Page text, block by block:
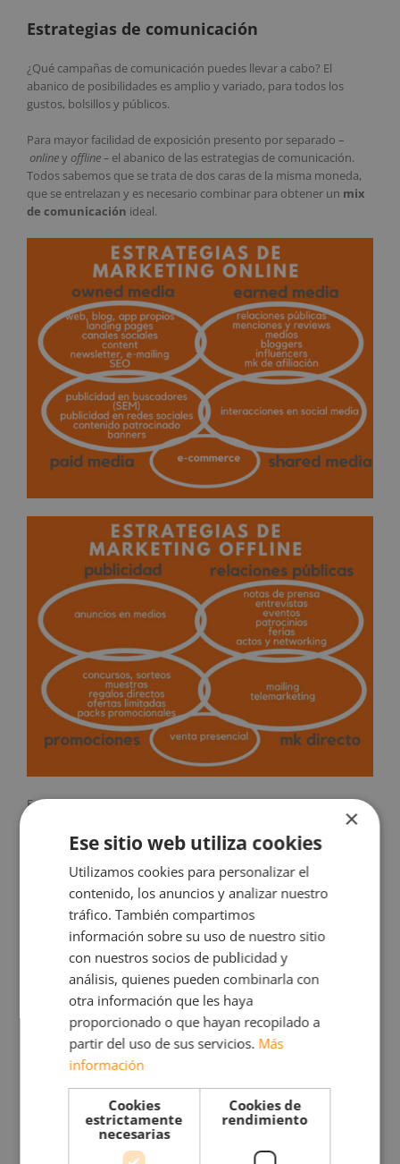
Estrategias de comunicación
¿Qué campañas de comunicación puedes llevar a cabo? El
abanico de posibilidades es amplio y variado, para todos los
gustos, bolsillos y públicos.
Para mayor facilidad de exposición presento por separado –
onliney offline – el abanico de las estrategias de comunicación.
Todos sabemos que se trata de dos caras de la misma moneda,
que se entrelazan y es necesario combinar para obtener un mix
de comunicación ideal.
Espero que estas recomendaciones te sean de utilidad para
recomendable, ya que puede suponer un despilfarro de tiempo y
Y para que tu campaña de comunicación no sea un hecho
aislado, debe enmarcarse dentro de la estrategia global de
marketing de tu empresa. El
plan de marketing
es la
herramienta perfecta para plantear objetivos relevantes,
identificar las estrategias oportunas (la estrategia de
comunicación es una de las más importantes), planificar
acciones, realizar previsiones económicas y establecer cómo
medir los resultados.
Si nuestros recursos son escasos habrá que ingeniárselas para
obtener la financiación necesaria y emplear preferiblemente
técnicas demarketing de guerrillapero, en ningún caso,
debemos descuidar un aspecto tan estratégico como es la
comunicación.
×
Ese sitio web utiliza cookies
Utilizamos cookies para personalizar el
contenido, los anuncios y analizar nuestro
tráfico. También compartimos
información sobre su uso de nuestro sitio
con nuestros socios de publicidad y
análisis, quienes pueden combinarla con
otra información que les haya
proporcionado o que hayan recopilado a
partir del uso de sus servicios. Más
información
Cookies
estrictamente
necesarias
Cookies de
rendimiento